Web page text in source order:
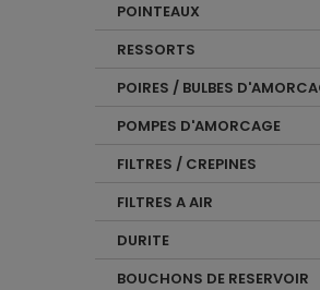
POINTEAUX
RESSORTS
POIRES / BULBES
POMPES D'AMORCAGE
FILTRES / CREPINES
FILTRES A AIR
DURITE
BOUCHONS DE RESERVOIR